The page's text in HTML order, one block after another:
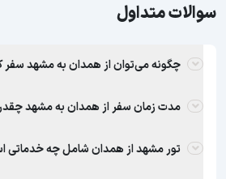
سوالات متداول
چگونه می‌توان از همدان به مشهد سفر
مدت زمان سفر از همدان به مشهد
تور مشهد از همدان شامل چه خدماتی